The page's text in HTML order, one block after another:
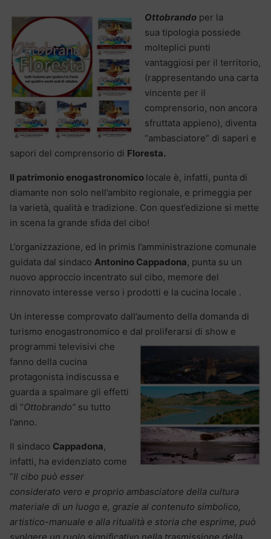
Ottobrando per la
sua tipologia possiede
molteplici punti
vantaggiosi per il territorio,
(rappresentando una carta
vincente per il
comprensorio, non ancora
sfruttata appieno), diventa
“ambasciatore” di saperi e
sapori del comprensorio di Floresta.
Il patrimonio enogastronomico locale è, infatti, punta di
diamante non solo nell’ambito regionale, e primeggia per
la varietà, qualità e tradizione. Con quest’edizione si mette
in scena la grande sfida del cibo!
L’organizzazione, ed in primis l’amministrazione comunale
guidata dal sindaco Antonino Cappadona, punta su un
nuovo approccio incentrato sul cibo, memore del
rinnovato interesse verso i prodotti e la cucina locale .
Un interesse comprovato dall’aumento della domanda di
turismo enogastronomico e dal proliferarsi di show e
programmi televisivi che
fanno della cucina
protagonista indiscussa e
guarda a spalmare gli effetti
di “Ottobrando” su tutto
l’anno.
Il sindaco Cappadona,
infatti, ha evidenziato come
“Il cibo può esser
considerato vero e proprio ambasciatore della cultura
materiale di un luogo e, grazie al contenuto simbolico,
artistico-manuale e alla ritualità e storia che esprime, può